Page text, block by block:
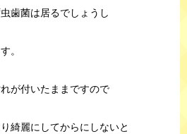
歯菌は居るでしょうし
。
が付いたままですので
綺麗にしてからにしないと